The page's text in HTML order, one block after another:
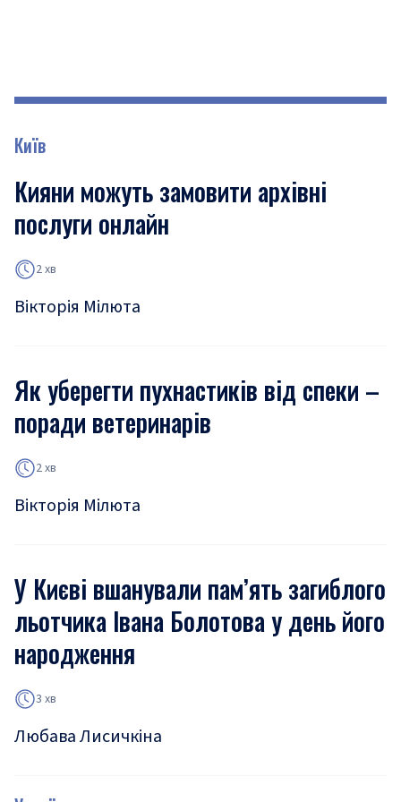
Київ
Кияни можуть замовити архівні
послуги онлайн
2 хв
Вікторія Мілюта
Як уберегти пухнастиків від спеки –
поради ветеринарів
2 хв
Вікторія Мілюта
У Києві вшанували пам’ять загиблого
льотчика Івана Болотова у день його
народження
3 хв
Любава Лисичкіна